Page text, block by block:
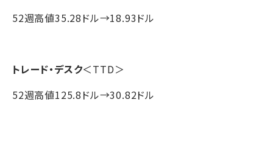
52週高値35.28ドル→18.93ドル
トレード・デスク＜TTD＞
52週高値125.8ドル→30.82ドル